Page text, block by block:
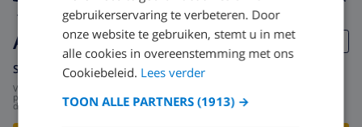
4 8km privé Nee 2
Abrotano
Spanje Costa del Sol Nerja
per
dag US$ 141,07
gebruikerservaring te verbeteren. Door
onze website te gebruiken, stemt u in met
alle cookies in overeenstemming met ons
Cookiebeleid. Lees verder
TOON ALLE PARTNERS(1913) →